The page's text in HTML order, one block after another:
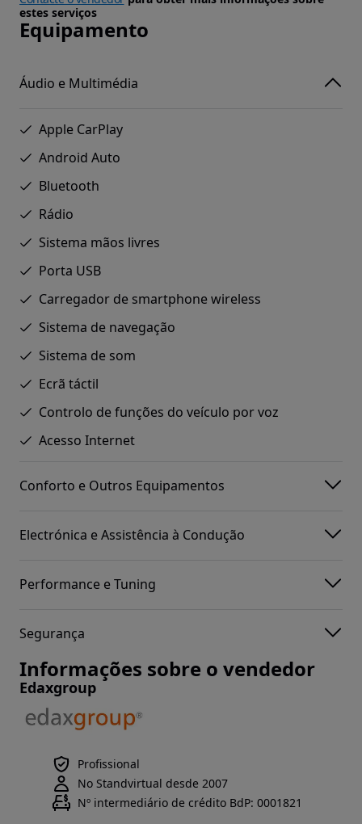
estes serviços
Equipamento
Áudio e Multimédia
Apple CarPlay
Android Auto
Bluetooth
Rádio
Sistema mãos livres
Porta USB
Carregador de smartphone wireless
Sistema de navegação
Sistema de som
Ecrã táctil
Controlo de funções do veículo por voz
Acesso Internet
Conforto e Outros Equipamentos
Electrónica e Assistência à Condução
Performance e Tuning
Segurança
Informações sobre o vendedor
Edaxgroup
Profissional
No Standvirtual desde 2007
Nº intermediário de crédito BdP: 0001821